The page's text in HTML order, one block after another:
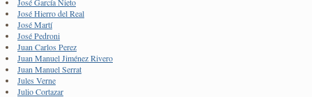
José García Nieto
José Hierro del Real
José Martí
José Pedroni
Juan Carlos Perez
Juan Manuel Jiménez Rivero
Juan Manuel Serrat
Jules Verne
Julio Cortazar